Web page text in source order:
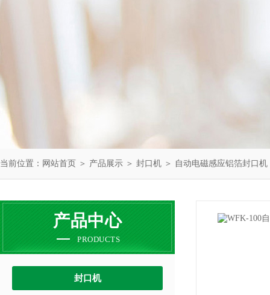
当前位置： 网站首页 ＞ 产品展示 ＞ 封口机 ＞ 自动电磁感应铝箔封口机
产品中心
PRODUCTS
封口机